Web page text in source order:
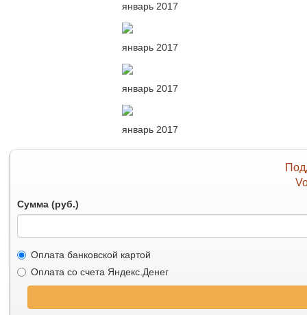
январь 2017
январь 2017
январь 2017
январь 2017
Сумма (руб.)
Оплата банковской картой
Оплата со счета Яндекс.Денег